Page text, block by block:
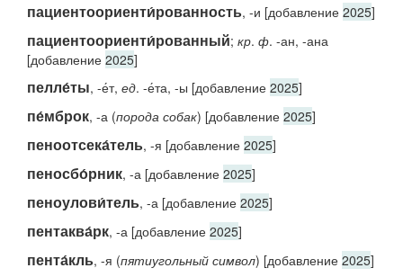
пациентоориенти́рованность, -и [добавление 2025]
пациентоориенти́рованный; кр. ф. -ан, -ана
[добавление 2025]
пелле́ты, -е́т, ед. -е́та, -ы [добавление 2025]
пе́мброк, -а (порода собак) [добавление 2025]
пеноотсека́тель, -я [добавление 2025]
пеносбо́рник, -а [добавление 2025]
пеноулови́тель, -а [добавление 2025]
пентаква́рк, -а [добавление 2025]
пента́кль, -я (пятиугольный символ) [добавление 2025]